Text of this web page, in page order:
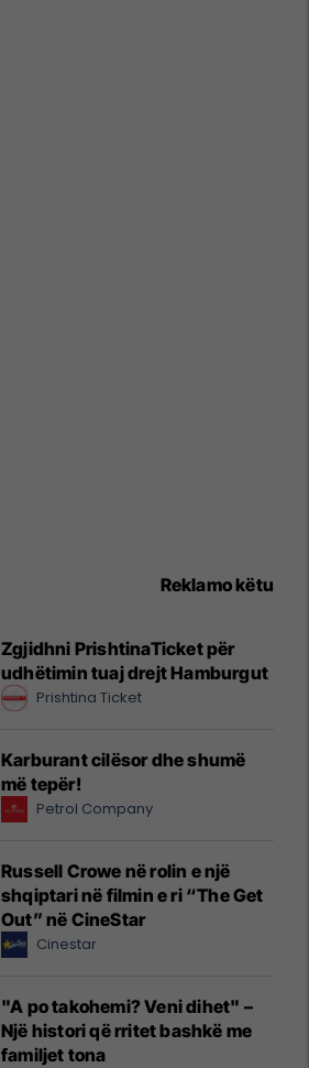
Reklamo këtu
Zgjidhni PrishtinaTicket për
udhëtimin tuaj drejt Hamburgut
Prishtina Ticket
Karburant cilësor dhe shumë
më tepër!
Petrol Company
Russell Crowe në rolin e një
shqiptari në filmin e ri “The Get
Out” në CineStar
Cinestar
"A po takohemi? Veni dihet" –
Një histori që rritet bashkë me
familjet tona